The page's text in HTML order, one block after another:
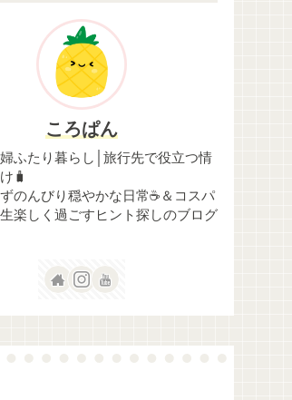
ころぱん
ふたり暮らし│旅行先で役立つ情
🧳
のんびり穏やかな日常☕＆コスパ
楽しく過ごすヒント探しのブログ